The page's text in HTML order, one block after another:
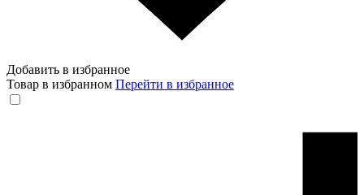
Добавить в избранное
Товар в избранном Перейти в избранное